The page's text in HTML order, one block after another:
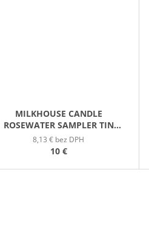
MILKHOUSE CANDLE
ROSEWATER SAMPLER TIN
VONNÁ SVIEČKA V
PLECHOVIČKE 42G
8,13 € bez DPH
10 €